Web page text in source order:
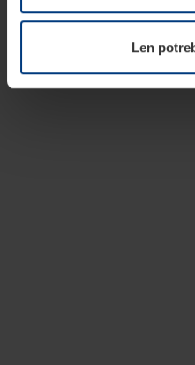
kedykoľvek zmeniť alebo
našej webovej stránky.
Len